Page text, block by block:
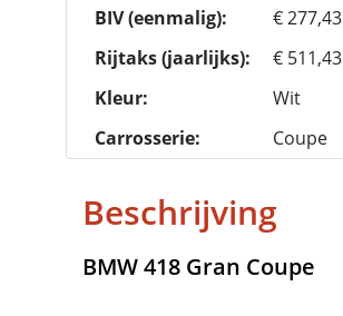
BIV (eenmalig):
€ 277,43
Rijtaks (jaarlijks):
€ 511,43
Kleur:
Wit
Carrosserie:
Coupe
Beschrijving
BMW418 Gran Coupe